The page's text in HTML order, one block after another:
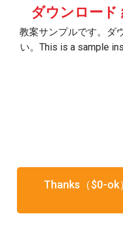
ダウンロー
教案サンプルです。ダ
い。This is a sample
Thanks（$0-ok